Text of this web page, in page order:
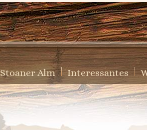
Stoaner Alm Interessantes